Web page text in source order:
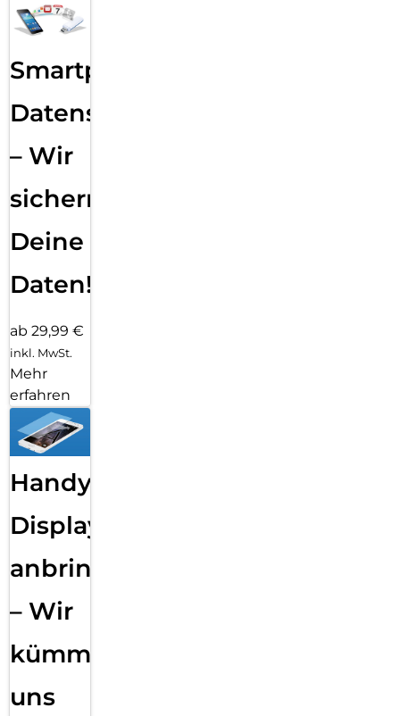
Smartphone
Datensicherung
– Wir
sichern
Deine
Daten!
ab 29,99 €
inkl. MwSt.
Mehr
erfahren
Handy
Displayfolie
anbringen
– Wir
kümmern
uns